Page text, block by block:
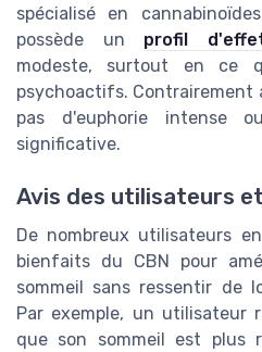
spécialisé en
possède un profil
modeste, surtout en ce
psychoactifs. Contrairement
pas d'euphorie intense
significative.
Avis des utilisateurs
De nombreux utilisateurs
bienfaits du CBN pour
sommeil sans ressentir de
Par exemple, un utilisateur
que son sommeil est plus